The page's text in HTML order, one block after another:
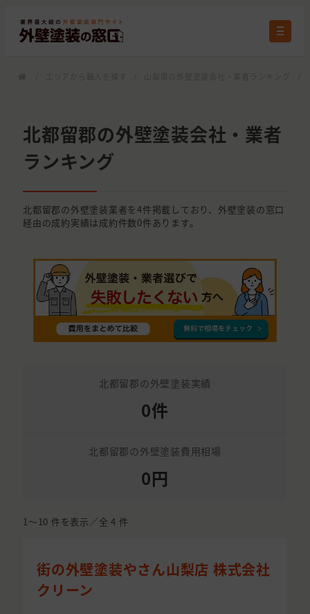
北都留郡の外壁塗装会社・業者
ランキング
北都留郡の外壁塗装業者を4件掲載しており、外壁塗装の窓口
経由の成約実績は成約件数0件あります。
北都留郡の外壁塗装実績
0件
北都留郡の外壁塗装費用相場
0円
1〜10 件を表示／全 4 件
街の外壁塗装やさん山梨店 株式会社
クリーン